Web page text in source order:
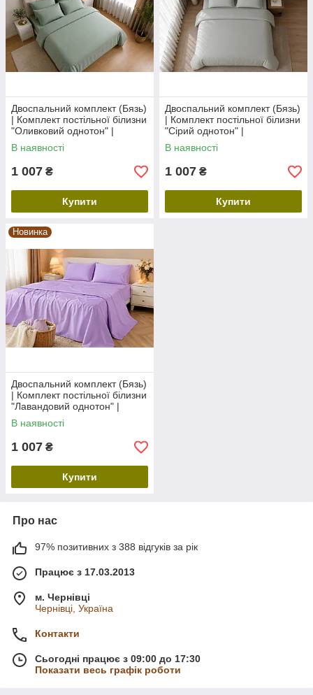
Двоспальний комплект (Бязь)
| Комплект постільної білизни
"Оливковий однотон" |
Простирадло 200х220 см
В наявності
1 007 ₴
Купити
Двоспальний комплект (Бязь)
| Комплект постільної білизни
"Сірий однотон" |
Простирадло 200х220 см
В наявності
1 007 ₴
Купити
Новинка
Двоспальний комплект (Бязь)
| Комплект постільної білизни
"Лавандовий однотон" |
Простирадло 200х220 см
В наявності
1 007 ₴
Купити
Про нас
97% позитивних з 388 відгуків за рік
Працює з 17.03.2013
м. Чернівці
Чернівці, Україна
Контакти
Сьогодні працює з 09:00 до 17:30
Показати весь графік роботи